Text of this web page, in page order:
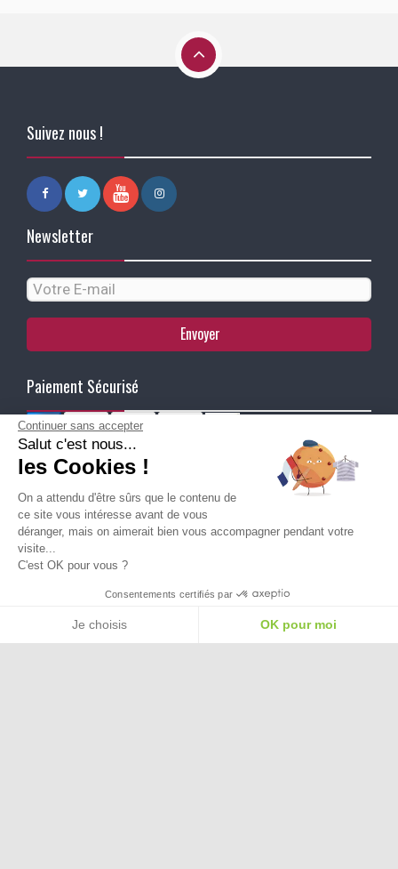
Besoin d'aide pour choisir une
taille ou une pointure ?
Suivez nous !
Newsletter
Envoyer
Paiement Sécurisé
Ma Livraison
Continuer sans accepter
Salut c'est nous...
les Cookies !
On a attendu d'être sûrs que le contenu de
ce site vous intéresse avant de vous
déranger, mais on aimerait bien vous accompagner pendant votre
visite...
C'est OK pour vous ?
Consentements certifiés par
Je choisis OK pour moi